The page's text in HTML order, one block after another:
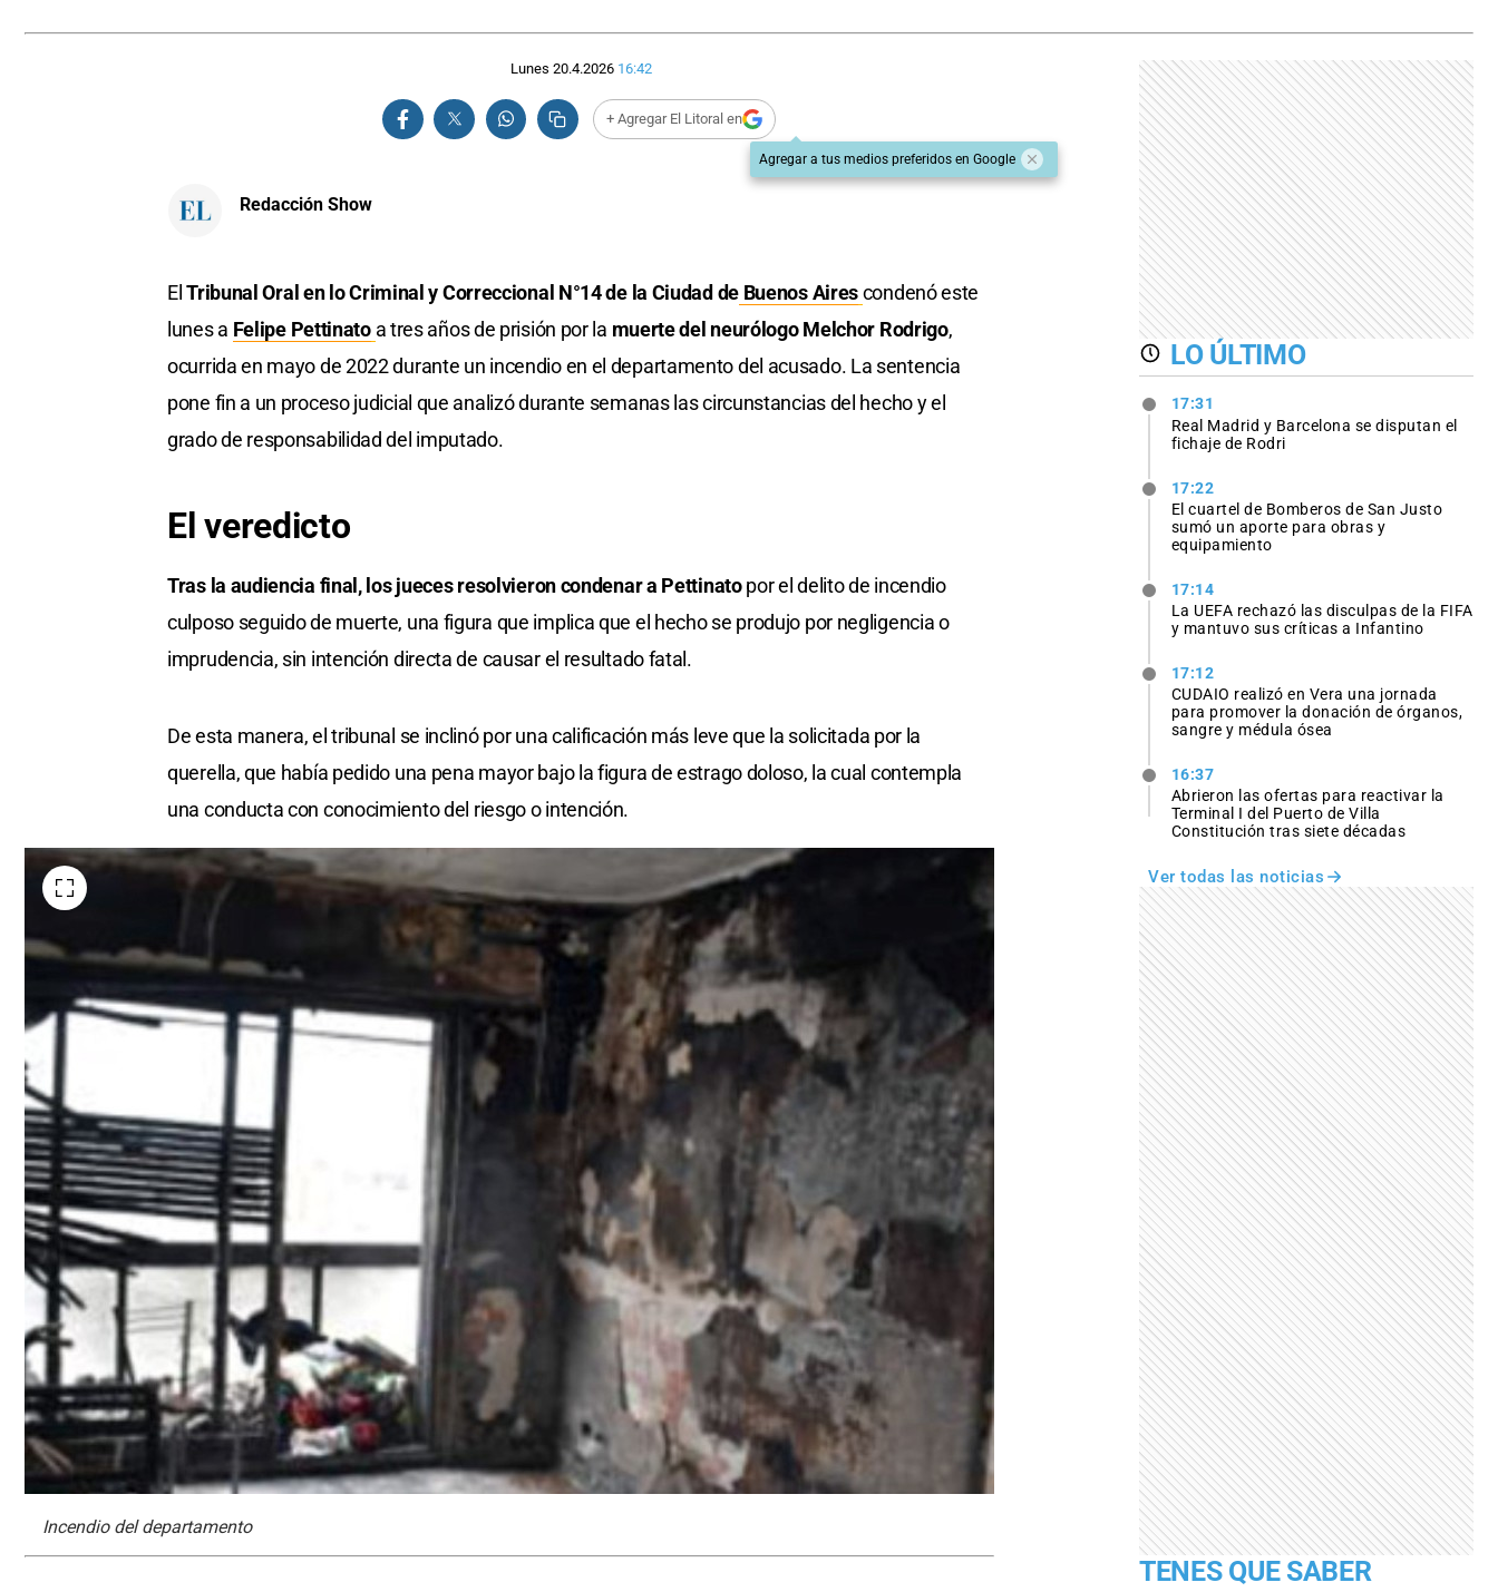
Lunes 20.4.2026 16:42
+ Agregar El Litoral en
Agregar a tus medios preferidos en Google
Redacción Show
ElTribunal Oral en lo Criminal y Correccional N°14 de la Ciudad deBuenos Airescondenó este
lunes a Felipe Pettinato a tres años de prisión por la muerte del neurólogo Melchor Rodrigo,
ocurrida en mayo de 2022 durante un incendio en el departamento del acusado. La sentencia
pone fin a un proceso judicial que analizó durante semanas las circunstancias del hecho y el
grado de responsabilidad del imputado.
El veredicto
Tras la audiencia final, los jueces resolvieron condenar a Pettinatopor el delito de incendio
culposo seguido de muerte, una figura que implica que el hecho se produjo por negligencia o
imprudencia, sin intención directa de causar el resultado fatal.
De esta manera, el tribunal se inclinó por una calificación más leve que la solicitada por la
querella, que había pedido una pena mayor bajo la figura de estrago doloso, la cual contempla
una conducta con conocimiento del riesgo o intención.
Incendio del departamento
LO ÚLTIMO
17:31
Real Madrid y Barcelona se disputan el
fichaje de Rodri
17:22
El cuartel de Bomberos de San Justo
sumó un aporte para obras y
equipamiento
17:14
La UEFA rechazó las disculpas de la FIFA
y mantuvo sus críticas a Infantino
17:12
CUDAIO realizó en Vera una jornada
para promover la donación de órganos,
sangre y médula ósea
16:37
Abrieron las ofertas para reactivar la
Terminal I del Puerto de Villa
Constitución tras siete décadas
Ver todas las noticias
TENES QUE SABER